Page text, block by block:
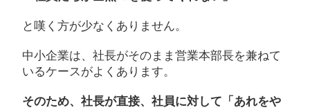
と嘆く方が少なくありません。
中小企業は、社長がそのまま営業本部長を兼ねて
いるケースがよくあります。
そのため、社長が直接、社員に対して「あれをや